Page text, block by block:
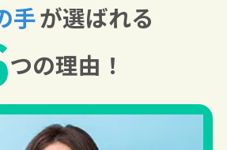
手が選ばれる
つの理由！